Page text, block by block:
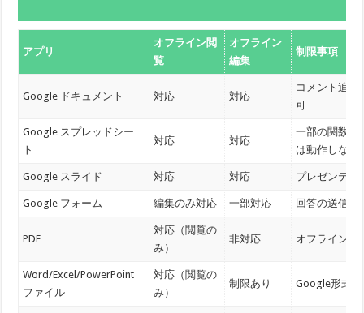
アプリ
オフライン閲
覧
オフライン
編集
制限事項
Google ドキュメント 対応 対応
コメント追加
可
Google スプレッドシー
ト
対応 対応
一部の関数（
は動作しない
Google スライド 対応 対応 プレゼンテー
Google フォーム 編集のみ対応 一部対応 回答の送信は
PDF
対応（閲覧の
み）
非対応 オフライン保
Word/Excel/PowerPoint
ファイル
対応（閲覧の
み）
制限あり Google形式